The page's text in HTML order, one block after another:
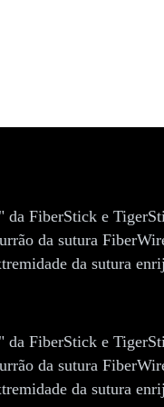
FiberStick e
da sutura
da sutura
da FiberStick e
da sutura
da sutura